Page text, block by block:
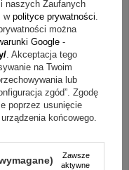
)
IM z grawerem
i wyraźny efekt.
naszych Zaufanych
w polityce prywatności
można
Google -
. Akceptacja tego
na Twoim
lub
zgód”. Zgodę
poprzez usunięcie
końcowego.
Zawsze
aktywne